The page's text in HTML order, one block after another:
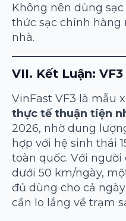
Không nên dùng
thức sạc chính hàng
nhà.
VII. Kết Luận:
VinFast VF3 là mẫu
thực tế thuận tiện
2026, nhờ dung
hợp với hệ sinh thái
toàn quốc. Với
dưới 50 km/ngày,
đủ dùng cho cả
cần lo lắng về trạm